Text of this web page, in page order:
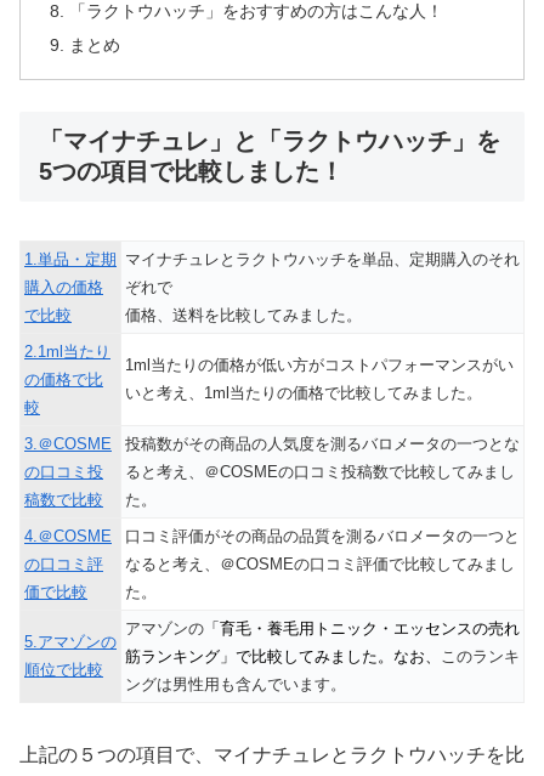
「ラクトウハッチ」をおすすめの方はこんな人！
まとめ
「マイナチュレ」と「ラクトウハッチ」を
5つの項目で比較しました！
1.単品・定期
購入の価格
で比較
マイナチュレとラクトウハッチを単品、定期購入のそれ
ぞれで
価格、送料を比較してみました。
2.1ml当たり
の価格で比
較
1ml当たりの価格が低い方がコストパフォーマンスがい
いと考え、1ml当たりの価格で比較してみました。
3.＠COSME
の口コミ投
稿数で比較
投稿数がその商品の人気度を測るバロメータの一つとな
ると考え、＠COSMEの口コミ投稿数で比較してみまし
た。
4.＠COSME
の口コミ評
価で比較
口コミ評価がその商品の品質を測るバロメータの一つと
なると考え、＠COSMEの口コミ評価で比較してみまし
た。
5.アマゾンの
順位で比較
アマゾンの 「育毛・養毛用トニック・エッセンスの売れ
筋ランキング」で比較してみました。なお、 このランキ
ングは男性用も含んでいます。
上記の５つの項目で、マイナチュレとラクトウハッチを比